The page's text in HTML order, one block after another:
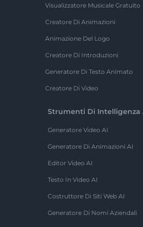
Visualizzatore Musicale Gratuito
Creatore Di Animazioni
Animazione Del Logo
Creatore Di Introduzioni
Generatore Di Testo Animato
Creatore Di Video
Strumenti Di Intelligenza
Generatore Video AI
Generatore Di Animazioni AI
Editor Video AI
Testo In Video AI
Costruttore Di Siti Web AI
Generatore Di Nomi Aziendali